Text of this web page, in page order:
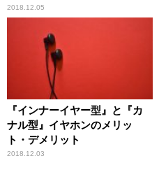
2018.12.05
『インナーイヤー型』と『カ
ナル型』イヤホンのメリッ
ト・デメリット
2018.12.03